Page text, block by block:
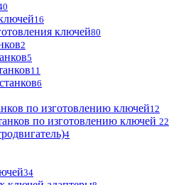
16
ключей80
2
5
11
6
по изготовлению ключей12
по изготовлению ключей 22
4
34